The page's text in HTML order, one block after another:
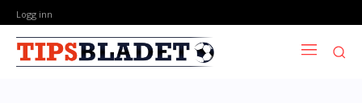
Logg inn